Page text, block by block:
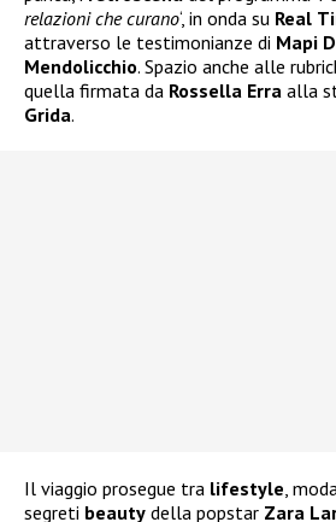
relazioni che curano‘, in onda su Real
attraverso le testimonianze di Mapi
Mendolicchio. Spazio anche alle
quella firmata da Rossella Erra alla
Grida.
Il viaggio prosegue tra lifestyle,
segreti beauty della popstar Zara